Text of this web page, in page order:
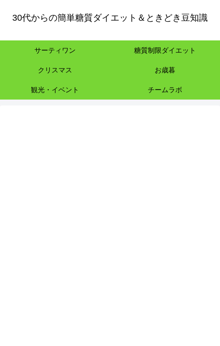
30代からの簡単糖質ダイエット＆ときどき豆知識
サーティワン 糖質制限ダイエット
クリスマス お歳暮
観光・イベント チームラボ